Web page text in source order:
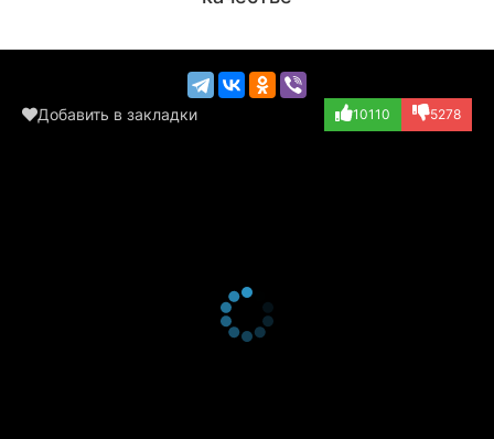
Добавить в закладки 10110 5278